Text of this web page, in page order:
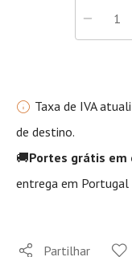
Taxa de IVA
de destino.
🚚Portes grátis em
entrega em
Partilhar